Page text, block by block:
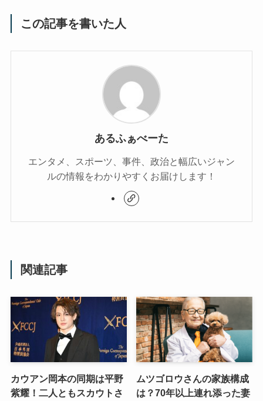
この記事を書いた人
あるふぁべーた
エンタメ、スポーツ、事件、政治と幅広いジャン
ルの情報をわかりやすくお届けします！
関連記事
カウアン岡本の同期は平野
紫耀！二人ともスカウトさ
ムツゴロウさんの家族構成
は？70年以上連れ添った妻